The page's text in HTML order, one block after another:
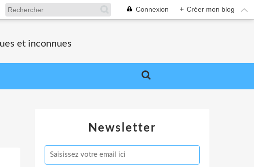
Connexion + Créer mon blog
et inconnues
Newsletter